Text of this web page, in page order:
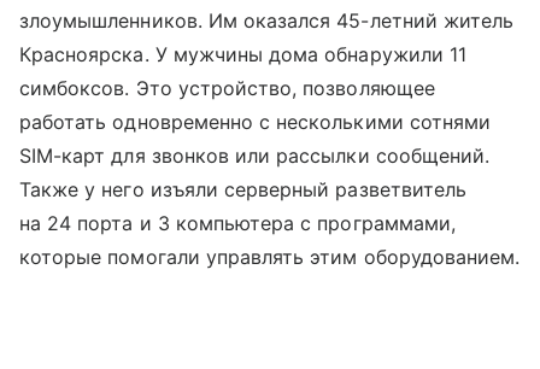
злоумышленников. Им оказался 45-летний житель
Красноярска. У мужчины дома обнаружили 11
симбоксов. Это устройство, позволяющее
работать одновременно с несколькими сотнями
SIM-карт для звонков или рассылки сообщений.
Также у него изъяли серверный разветвитель
на 24 порта и 3 компьютера с программами,
которые помогали управлять этим оборудованием.